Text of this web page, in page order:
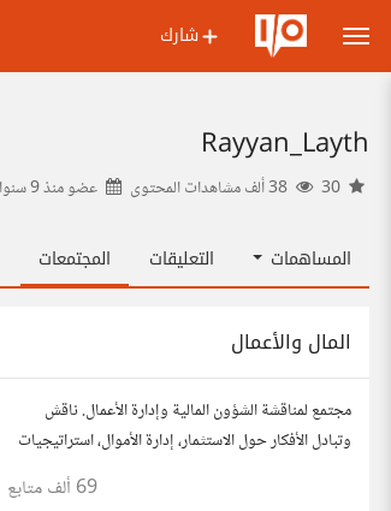
شارك
Rayyan_Layth
عضو منذ9 سنوات
المساهمات التعليقات المجتمعات
المال والأعمال
مجتمع لمناقشة الشؤون المالية وإدارة الأعمال. ناقش
وتبادل الأفكار حول الاستثمار، إدارة الأموال، استراتيجيات
النمو، وتحليل الأسواق. شارك نصائحك، تجاربك، وأسئلتك،
69 ألف متابع